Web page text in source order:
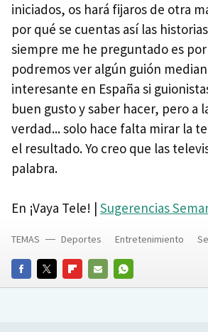
iniciados, os hará fijaros de otra
por qué se cuentas así las
siempre me he preguntado es
podremos ver algún guión
interesante en España si
buen gusto y saber hacer, pero a
verdad... solo hace falta mirar la
el resultado. Yo creo que las
palabra.
En ¡Vaya Tele! | Sugerencias
FACEBOOKTWITTERFLIPBOARD
E-
WHATSAPP
TEMAS Deportes Entretenimiento